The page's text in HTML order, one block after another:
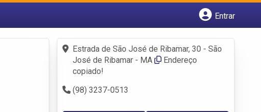
Entrar
Fazer login
Criar conta
Estrada de São José de Ribamar, 30 - São
José de Ribamar - MA
Endereço
copiado!
(98) 3237-0513